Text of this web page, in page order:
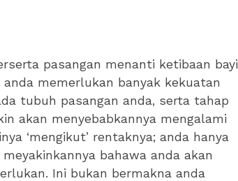
pasangan menanti ketibaan bayi
memerlukan banyak kekuatan
tubuh pasangan anda, serta tahap
akan menyebabkannya mengalami
‘mengikut’ rentaknya; anda hanya
bahawa anda akan
Ini bukan bermakna anda